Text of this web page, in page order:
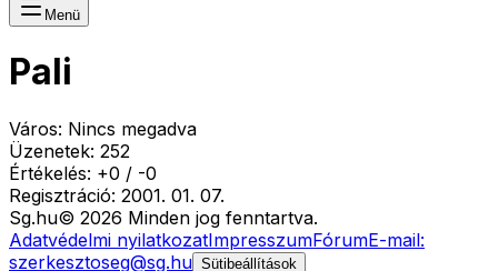
Menü
Pali
Város: Nincs megadva
Üzenetek: 252
Értékelés: +0 / -0
Regisztráció: 2001. 01. 07.
Sg.hu© 2026 Minden jog fenntartva.
Adatvédelmi nyilatkozatImpresszumFórumE-mail:
szerkesztoseg@sg.hu Sütibeállítások